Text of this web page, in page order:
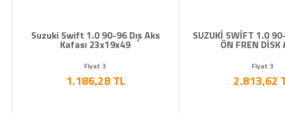
Suzuki Swift 1.0 90-96 Dış Aks
Kafası 23x19x49
Fiyat 3
1.186,28 TL
SUZUKİ SWİFT 1.0
ÖN FREN DİSK
Fiyat 3
2.813,62